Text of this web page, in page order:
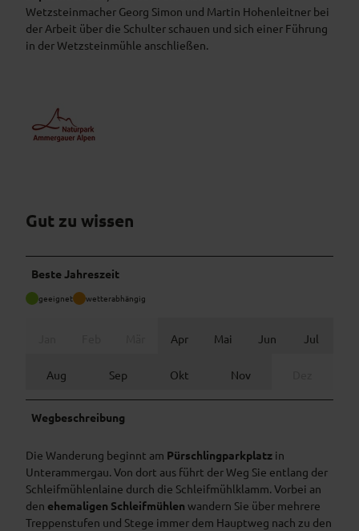
Wetzsteinmacher Georg Simon und Martin Hohenleitner bei
der Arbeit über die Schulter schauen und sich einer Führung
in der Wetzsteinmühle anschließen.
Gut zu wissen
Beste Jahreszeit
geeignet wetterabhängig
Apr Mai Jun Jul
Aug Sep Okt Nov
Wegbeschreibung
Die Wanderung beginnt am Pürschlingparkplatz in
Unterammergau. Von dort aus führt der Weg Sie entlang der
Schleifmühlenlaine durch die Schleifmühlklamm. Vorbei an
den ehemaligen Schleifmühlen wandern Sie über mehrere
Treppenstufen und Stege immer dem Hauptweg nach zu den